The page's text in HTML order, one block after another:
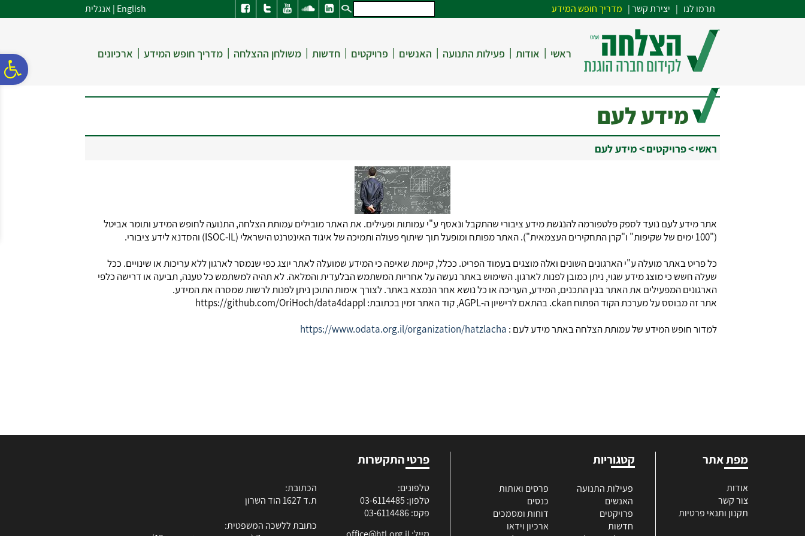
נגישות
אתר
המרכזי
תרמו לנו | יצירת קשר| מדריך חופש המידע English
|אנגלית
ראשי | אודות | פעילות התנועה | האנשים | פרויקטים | חדשות | משולחן ההצלחה | מדריך חופש המידע | ארכיונים
מידע לעם
ראשי>פרויקטים>מידע לעם
אתר מידע לעם נועד לספק פלטפורמה להנגשת מידע ציבורי שהתקבל ונאסף ע"י עמותות ופעילים. את האתר מובילים עמותת הצלחה, התנועה לחופש המידע ותומר אביטל
("100 ימים של שקיפות" ו"קרן התחקירים העצמאית"). האתר מפותח ומופעל תוך שיתוף פעולה ותמיכה של איגוד האינטרנט הישראלי (ISOC-IL) והסדנא לידע ציבורי.
כל פריט באתר מועלה ע"י הארגונים השונים ואלה מוצגים בעמוד הפריט. ככלל, קיימת שאיפה כי המידע שמועלה לאתר יוצג כפי שנמסר לארגון ללא עריכות או שינויים. ככל
שעלה חשש כי מוצג מידע שגוי, ניתן כמובן לפנות לארגון. השימוש באתר נעשה על אחריות המשתמש הבלעדית והמלאה. לא תהיה למשתמש כל טענה, תביעה או דרישה כלפי
הארגונים המפעילים את האתר בגין התכנים, המידע, העריכה או כל נושא אחר הנמצא באתר. לצורך אימות התוכן ניתן לפנות לרשות שמסרה את המידע.
אתר זה מבוסס על מערכת הקוד הפתוח ckan. בהתאם לרישיון ה-AGPL, קוד האתר זמין בכתובת: https://github.com/OriHoch/data4dappl
למדור חופש המידע של עמותת הצלחה באתר מידע לעם : https://www.odata.org.il/organization/hatzlacha
מפת אתר
אודות
צור קשר
תקנון ותנאי פרטיות
קטגוריות
פעילות התנועה
האנשים
פרויקטים
חדשות
פרסים ואותות
כנסים
דוחות ומסמכים
ארכיון וידאו
פרטי התקשרות
טלפונים:
טלפון: 03-6114485
פקס: 03-6114486
הכתובת:
ת.ד 1627 הוד השרון
כתובת ללשכה המשפטית: